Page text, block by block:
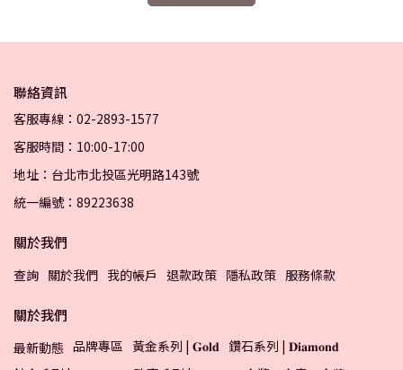
聯絡資訊
客服專線：02-2893-1577
客服時間：10:00-17:00
地址：台北市北投區光明路143號
統一編號：89223638
關於我們
查詢 關於我們 我的帳戶 退款政策 隱私政策 服務條款
關於我們
最新動態 品牌專區 黃金系列 | 𝐆𝐨𝐥𝐝 鑽石系列 | 𝐃𝐢𝐚𝐦𝐨𝐧𝐝